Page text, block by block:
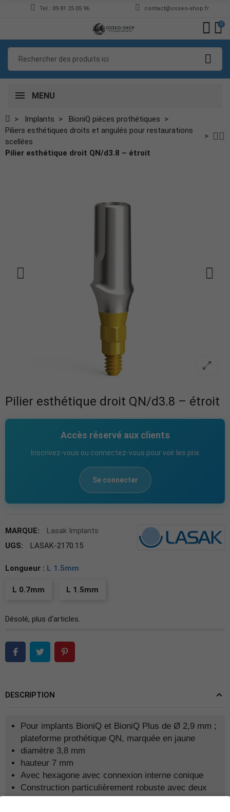
Tel : 09 81 25 05 96 contact@osseo-shop.fr
0
MENU
Implants
BioniQ pièces prothétiques
Piliers esthétiques droits et angulés pour restaurations
scellées
Pilier esthétique droit QN/d3.8 – étroit
Pilier esthétique droit QN/d3.8 – étroit
Accès réservé aux clients
Inscrivez-vous ou connectez-vous pour voir les prix
Se connecter
MARQUE:
Lasak Implants
UGS:
LASAK-2170.15
Longueur : L 1.5mm
L 0.7mm L 1.5mm
Désolé, plus d'articles.
DESCRIPTION
Pour implants BioniQ et BioniQ Plus de Ø 2,9 mm ;
plateforme prothétique QN, marquée en jaune
diamètre 3,8 mm
hauteur 7 mm
Avec hexagone avec connexion interne conique
Construction particulièrement robuste avec deux